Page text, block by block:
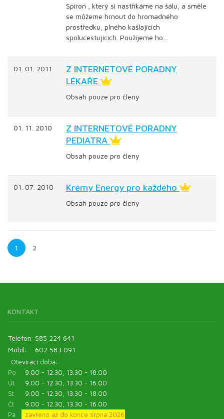
Spiron , který si nastříkáme na šálu, a směle
se můžeme hrnout do hromadného
prostředku, plného kašlajících
spolucestujících. Použijeme ho…
01. 01. 2011
Z INTERNETOVÉ PORADNY
LÉKAŘE
Obsah pouze pro členy
01. 11. 2010
Z INTERNETOVÉ PORADNY
PEDIATRA
Obsah pouze pro členy
01. 07. 2010 Krémy Energy pro každého
Obsah pouze pro členy
1 2
KONTAKT
Telefon: 585 224 641
Mobil:
602 583 091
Otevírací doba:
Po
9.00 - 12.30, 13.30 - 18.00
Út
9.00 - 12.30, 13.30 - 16.00
St
9.00 - 12.30, 13.30 - 18.00
Čt
9.00 - 12.30, 13.30 - 16.00
Pá
zavřeno až do konce srpna 2026